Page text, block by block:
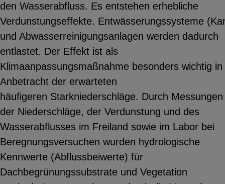
den Wasserabfluss. Es entstehen erhebliche
Verdunstungseffekte. Entwässerungssysteme
und Abwasserreinigungsanlagen werden dadurch
entlastet. Der Effekt ist als
Klimaanpassungsmaßnahme besonders wichtig in
Anbetracht der erwarteten
häufigeren Starkniederschläge. Durch Messungen
der Niederschläge, der Verdunstung und des
Wasserabflusses im Freiland sowie im Labor bei
Beregnungsversuchen wurden hydrologische
Kennwerte (Abflussbeiwerte) für
Dachbegrünungssubstrate und Vegetation